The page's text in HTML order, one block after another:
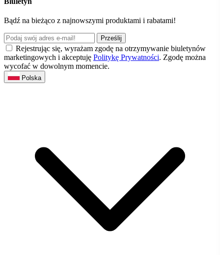
Bądź na bieżąco z najnowszymi produktami i rabatami!
Prześlij
Rejestrując się, wyrażam zgodę na otrzymywanie biuletynów
marketingowych i akceptuję Politykę Prywatności. Zgodę można
wycofać w dowolnym momencie.
Polska